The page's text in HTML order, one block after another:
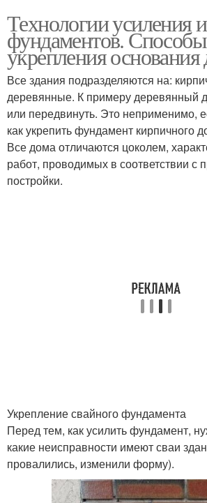
Технологии усиления
фундаментов. Способы
укрепления основания
Все здания подразделяются на:
деревянные. К примеру деревянный
или передвинуть. Это неприменимо,
как укрепить фундамент кирпичного
Все дома отличаются цоколем,
работ, проводимых в соответствии с
постройки.
Укрепление свайного фундамента
Перед тем, как усилить фундамент,
какие неисправности имеют сваи
провалились, изменили форму).